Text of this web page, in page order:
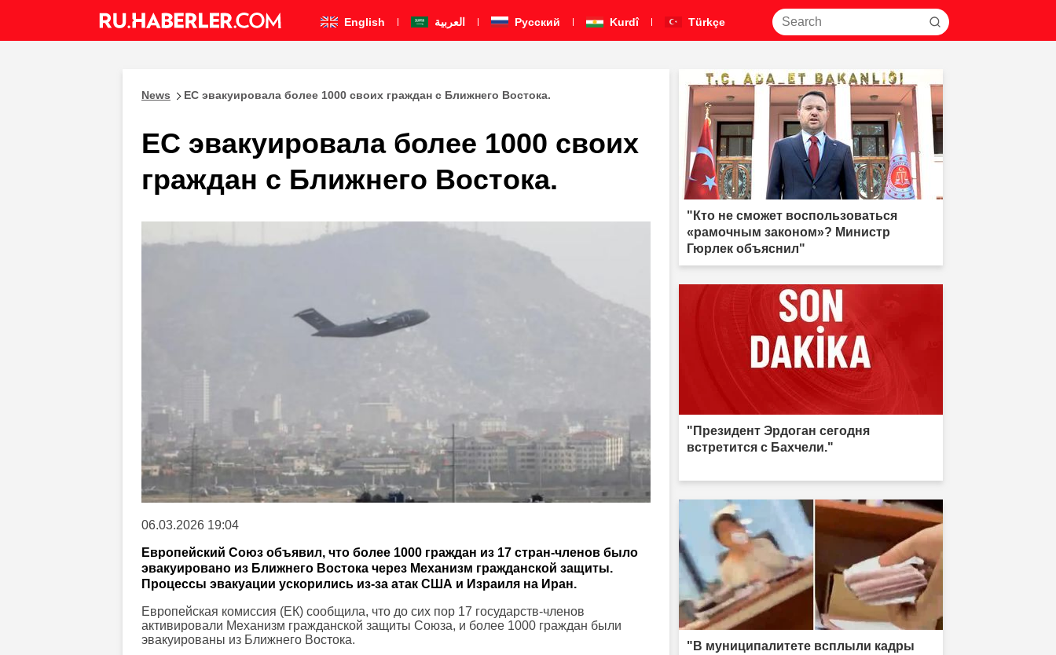
English العربية Pусский Kurdî Türkçe
News ЕС эвакуировала более 1000 своих граждан с Ближнего Востока.
ЕС эвакуировала более 1000 своих
граждан с Ближнего Востока.
06.03.2026 19:04
Европейский Союз объявил, что более 1000 граждан из 17 стран-членов было
эвакуировано из Ближнего Востока через Механизм гражданской защиты.
Процессы эвакуации ускорились из-за атак США и Израиля на Иран.
Европейская комиссия (ЕК) сообщила, что до сих пор 17 государств-членов
активировали Механизм гражданской защиты Союза, и более 1000 граждан были
эвакуированы из Ближнего Востока.
"Кто не сможет воспользоваться
«рамочным законом»? Министр
Гюрлек объяснил"
"Президент Эрдоган сегодня
встретится с Бахчели."
"В муниципалитете всплыли кадры